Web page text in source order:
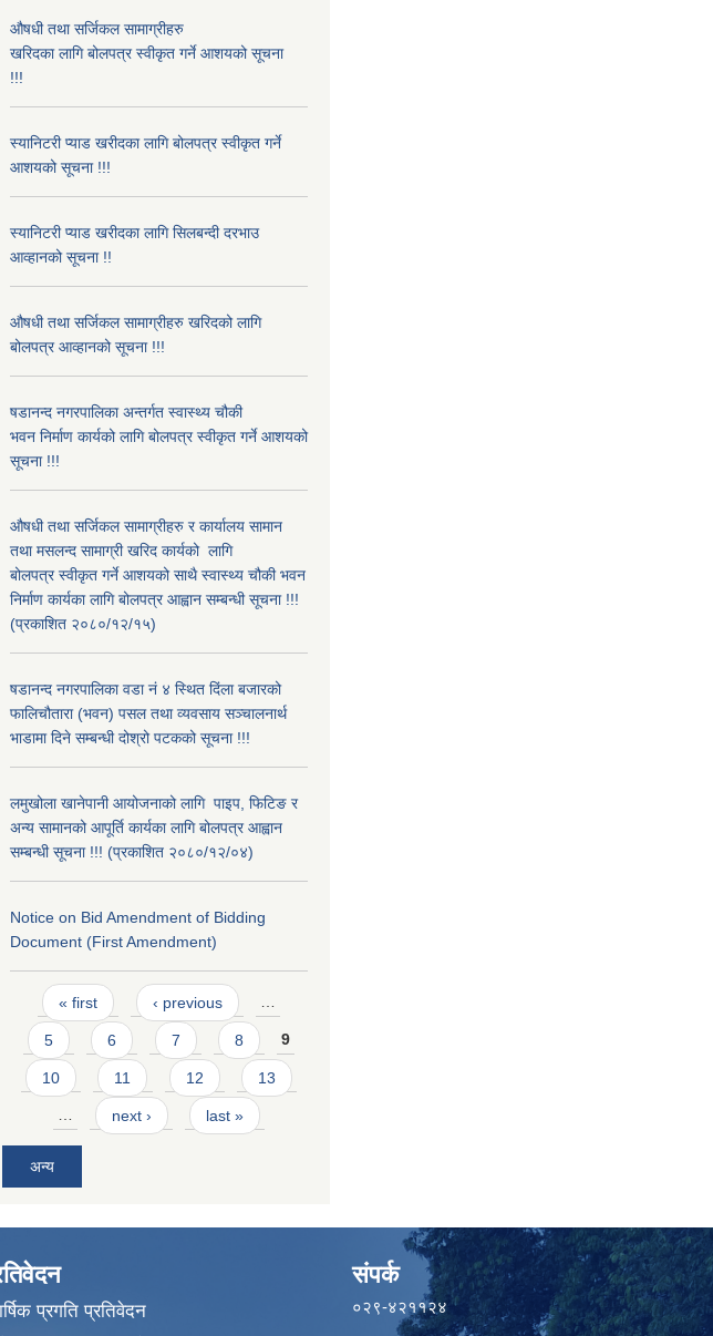
औषधी तथा सर्जिकल सामाग्रीहरु
खरिदका लागि बोलपत्र स्वीकृत गर्ने आशयको सूचना
!!!
स्यानिटरी प्याड खरीदका लागि बोलपत्र स्वीकृत गर्ने
आशयको सूचना !!!
स्यानिटरी प्याड खरीदका लागि सिलबन्दी दरभाउ
आव्हानको सूचना !!
औषधी तथा सर्जिकल सामाग्रीहरु खरिदको लागि
बोलपत्र आव्हानको सूचना !!!
षडानन्द नगरपालिका अन्तर्गत स्वास्थ्य चौकी
भवन निर्माण कार्यको लागि बोलपत्र स्वीकृत गर्ने आशयको
सूचना !!!
औषधी तथा सर्जिकल सामाग्रीहरु र कार्यालय सामान
तथा मसलन्द सामाग्री खरिद कार्यको लागि
बोलपत्र स्वीकृत गर्ने आशयको साथै स्वास्थ्य चौकी भवन
निर्माण कार्यका लागि बोलपत्र आह्वान सम्बन्धी सूचना !!!
(प्रकाशित २०८०/१२/१५)
षडानन्द नगरपालिका वडा नं ४ स्थित दिंला बजारको
फालिचौतारा (भवन) पसल तथा व्यवसाय सञ्चालनार्थ
भाडामा दिने सम्बन्धी दोश्रो पटकको सूचना !!!
लमुखोला खानेपानी आयोजनाको लागि पाइप, फिटिङ र
अन्य सामानको आपूर्ति कार्यका लागि बोलपत्र आह्वान
सम्बन्धी सूचना !!! (प्रकाशित २०८०/१२/०४)
Notice on Bid Amendment of Bidding
Document (First Amendment)
Pages
« first ‹ previous …
5 6 7 8 9
10 11 12 13
… next › last »
अन्य
प्रगति प्रतिवेदन
संपर्क
०२९-४२११२४